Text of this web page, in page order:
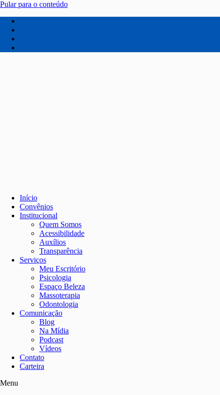
Pular para o conteúdo
Início
Convênios
Institucional
Quem Somos
Acessibilidade
Auxílios
Transparência
Serviços
Meu Escritório
Psicologia
Espaço Beleza
Massoterapia
Odontologia
Comunicação
Blog
Na Mídia
Podcast
Vídeos
Contato
Carteira
Menu